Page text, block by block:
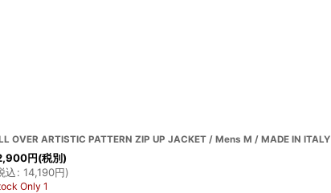
OVER ARTISTIC PATTERN ZIP UP JACKET / Mens M / MADE IN ITALY
円(税別)
込: 14,190円)
Only 1